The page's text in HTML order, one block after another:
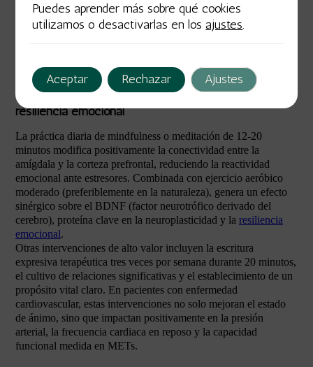
terapia de aceptación y compromiso (ACT) y ejercicio físico
supervisado con componente emocional. La práctica regular de
como la PCR y la IL-6.
Técnicas basadas en evidencia para construir
resiliencia emocional
La práctica diaria de mindfulness o meditación de 12-20
minutos modifica positivamente la conectividad entre la
amígdala y la corteza prefrontal, reduciendo la reactividad
emocional ante estresores. Combinada con ejercicio aeróbico
moderado (preferiblemente en la naturaleza), genera un efecto
sinérgico sobre el BDNF (factor neurotrófico derivado del
cerebro), proteína clave en la neuroplasticidad y la resiliencia
emocional.
Otras intervenciones de alto valor incluyen la escritura
expresiva terapéutica tres veces por semana durante 20 minutos,
el cultivo de relaciones significativas y el establecimiento de un
propósito vital claro. En pacientes con enfermedad
cardiovascular, estas intervenciones no solo mejoran el estado
de ánimo, sino que impactan positivamente en la presión
arterial, la frecuencia cardiaca en reposo y la capacidad
funcional medida en METs.
Puedes aprender más sobre qué cookies
utilizamos o desactivarlas en losajustes.
Aceptar Rechazar Ajustes